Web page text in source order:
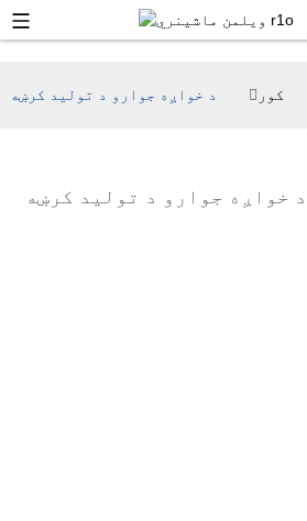
کور د خواږه جوارو د تولید کرښه
د خواږه جوارو د تولید کرښه